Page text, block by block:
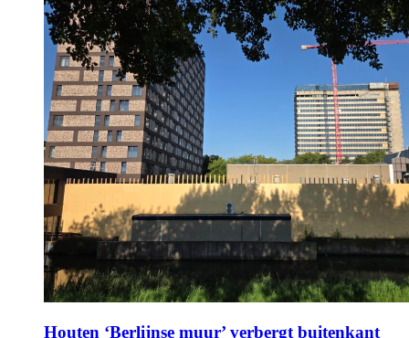
Houten ‘Berlijnse muur’ verbergt buitenkant